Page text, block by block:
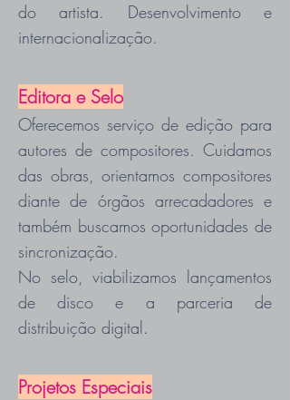
do artista. Desenvolvimento e
internacionalização.
Editora e Selo
Oferecemos serviço de edição para
autores de compositores. Cuidamos
das obras, orientamos compositores
diante de órgãos arrecadadores e
também buscamos oportunidades de
sincronização.
No selo, viabilizamos lançamentos
de disco e a parceria de
distribuição digital.
Projetos Especiais